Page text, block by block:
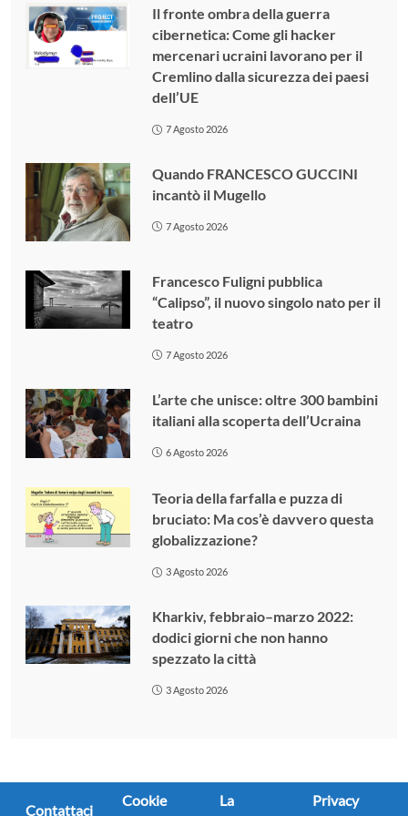
Il fronte ombra della guerra
cibernetica: Come gli hacker
mercenari ucraini lavorano per il
Cremlino dalla sicurezza dei paesi
dell’UE
7 Agosto 2026
Quando FRANCESCO GUCCINI
incantò il Mugello
7 Agosto 2026
Francesco Fuligni pubblica
“Calipso”, il nuovo singolo nato per il
teatro
7 Agosto 2026
L’arte che unisce: oltre 300 bambini
italiani alla scoperta dell’Ucraina
6 Agosto 2026
Teoria della farfalla e puzza di
bruciato: Ma cos’è davvero questa
globalizzazione?
3 Agosto 2026
Kharkiv, febbraio–marzo 2022:
dodici giorni che non hanno
spezzato la città
3 Agosto 2026
Contattaci
Cookie
La
Privacy